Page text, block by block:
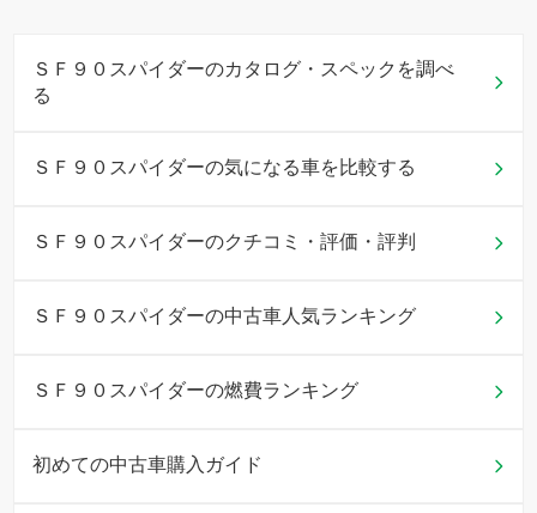
ＳＦ９０スパイダーのカタログ・スペックを調べ
る
ＳＦ９０スパイダーの気になる車を比較する
ＳＦ９０スパイダーのクチコミ・評価・評判
ＳＦ９０スパイダーの中古車人気ランキング
ＳＦ９０スパイダーの燃費ランキング
初めての中古車購入ガイド